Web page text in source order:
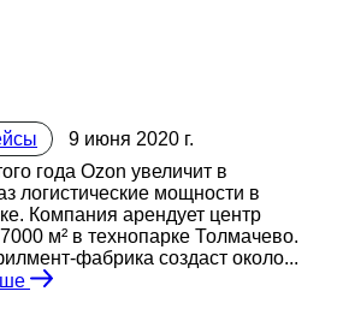
9 июня 2020 г.
года Ozon увеличит в
логистические мощности в
Компания арендует центр
м² в технопарке Толмачево.
фабрика создаст около...